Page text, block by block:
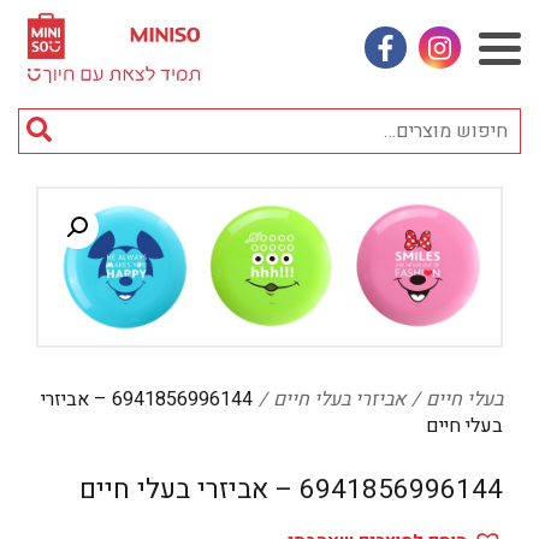
אינסטגראם
פייסבוק
אביזרי אופנה
אחסון
אמבטיה
באק טו סקול
בישום ונרות
בעלי חיים
בעלי חיים אביזרי בעלי חיים
6941856996144 – אביזרי
בעלי חיים
6941856996144 – אביזרי בעלי חיים